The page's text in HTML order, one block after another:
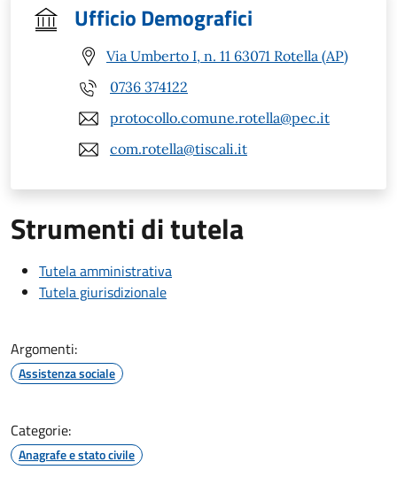
Ufficio Demografici
Via Umberto I, n. 11 63071 Rotella (AP)
0736 374122
protocollo.comune.rotella@pec.it
com.rotella@tiscali.it
Strumenti di tutela
Tutela amministrativa
Tutela giurisdizionale
Argomenti:
Assistenza sociale
Categorie:
Anagrafe e stato civile